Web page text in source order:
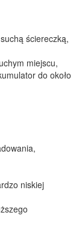
ściereczką,
miejscu,
do około
niskiej